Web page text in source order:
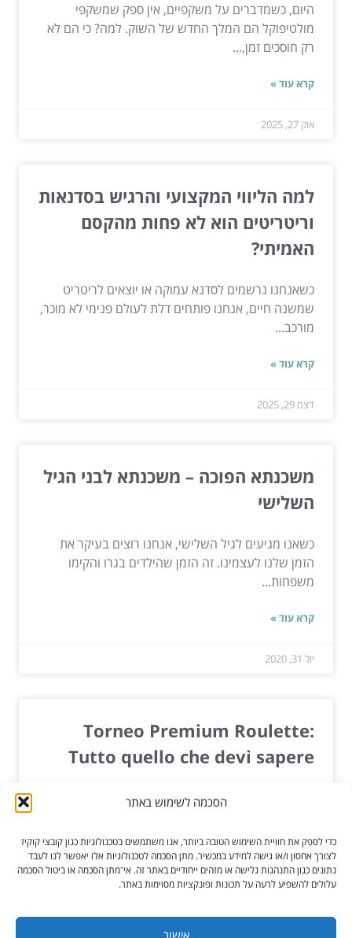
הסכמה לשימוש באתר
כדי לספק את חוויית השימוש הטובה ביותר, אנו משתמשים בטכנולוגיות כגון קובצי קוקיז
לצורך אחסון ו/או גישה למידע במכשיר. מתן הסכמה לטכנולוגיות אלו יאפשר לנו לעבד
נתונים כגון התנהגות גלישה או מזהים ייחודיים באתר זה. אי־מתן הסכמה או ביטול הסכמה
עלולים להשפיע לרעה על תכונות ופונקציות מסוימות באתר.
אישור
היום, כשמדברים על משקפיים, אין ספק שמשקפי
מולטיפוקל הם המלך החדש של השוק. למה? כי הם לא
רק חוסכים זמן,...
קרא עוד »
אוק 27, 2025
למה הליווי המקצועי והרגיש בסדנאות
וריטריטים הוא לא פחות מהקסם
האמיתי?
כשאנחנו נרשמים לסדנא עמוקה או יוצאים לריטריט
שמשנה חיים, אנחנו פותחים דלת לעולם פנימי לא מוכר,
מורכב...
קרא עוד »
דצמ 29, 2025
משכנתא הפוכה – משכנתא לבני הגיל
השלישי
כשאנו מגיעים לגיל השלישי, אנחנו רוצים בעיקר את
הזמן שלנו לעצמינו. זה הזמן שהילדים בגרו והקימו
משפחות...
קרא עוד »
יול 31, 2020
Torneo Premium Roulette:
Tutto quello che devi sapere
Il Torneo Premium Roulette è una delle
roulette, che offre ai giocatori un'esperienza
1circolopavia.it di gioco entusiasmante e...
קרא עוד »